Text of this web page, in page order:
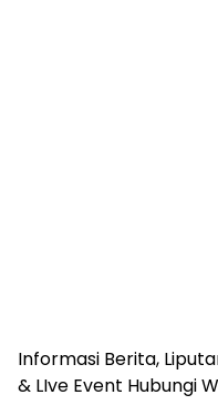
Informasi Berita,
& LIve Event Hubungi